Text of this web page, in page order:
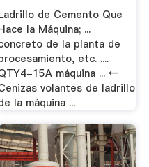
de Cemento Que
la Máquina; ...
de la planta de
etc. ....
15A máquina ... ←
volantes de ladrillo
la máquina ...